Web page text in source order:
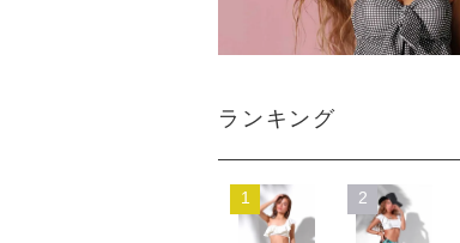
ランキング
1 2